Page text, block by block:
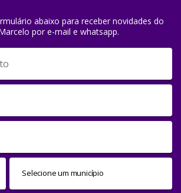
abaixo para receber novidades do
por e-mail e whatsapp.